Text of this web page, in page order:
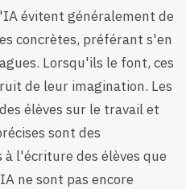
évitent généralement de
concrètes, préférant s'en
Lorsqu'ils le font, ces
de leur imagination. Les
élèves sur le travail et
sont des
l'écriture des élèves que
ne sont pas encore